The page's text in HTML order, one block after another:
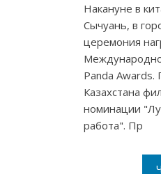
Накануне в
Сычуань, в
церемония
Panda
Казахстана
номинации
работа". Пр